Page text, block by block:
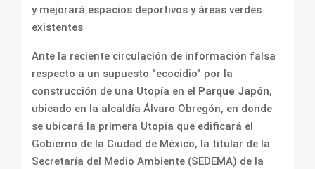
y mejorará espacios deportivos y áreas verdes
existentes
Ante la reciente circulación de información falsa
respecto a un supuesto “ecocidio” por la
construcción de una Utopía en el
Parque Japón,
ubicado en la alcaldía Álvaro Obregón, en donde
se ubicará la primera Utopía que edificará el
Gobierno de la Ciudad de México, la titular de la
Secretaría del Medio Ambiente (SEDEMA) de la